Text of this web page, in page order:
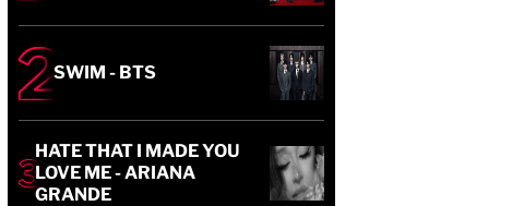
SWIM - BTS
HATE THAT I MADE YOU
LOVE ME - ARIANA
GRANDE